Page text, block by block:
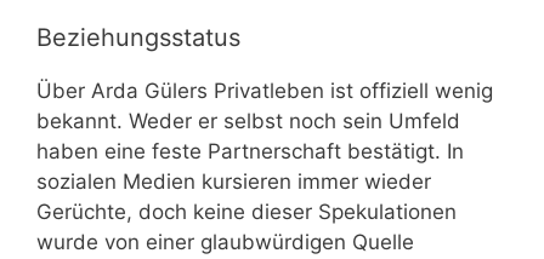
Beziehungsstatus
Über Arda Gülers Privatleben ist offiziell wenig
bekannt. Weder er selbst noch sein Umfeld
haben eine feste Partnerschaft bestätigt. In
sozialen Medien kursieren immer wieder
Gerüchte, doch keine dieser Spekulationen
wurde von einer glaubwürdigen Quelle